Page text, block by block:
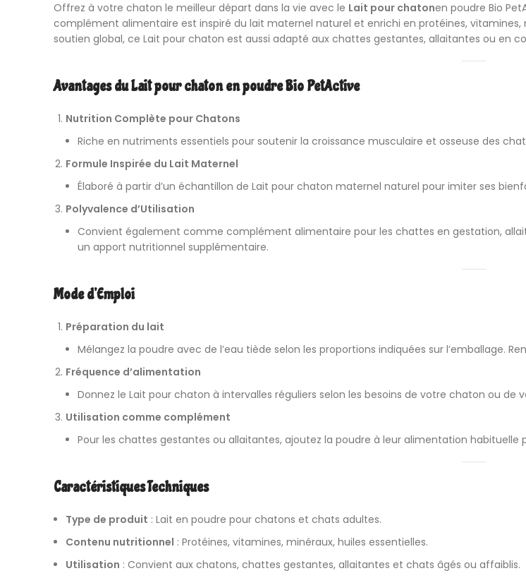
Offrez à votre chaton le meilleur départ dans la vie avec le Lait pour chatonen poudre Bio
complément alimentaire est inspiré du lait maternel naturel et enrichi en protéines, vitamines,
soutien global, ce Lait pour chaton est aussi adapté aux chattes gestantes, allaitantes ou en
Avantages du Lait pour chaton en poudre Bio PetActive
Nutrition Complète pour Chatons
Riche en nutriments essentiels pour soutenir la croissance musculaire et osseuse des
Formule Inspirée du Lait Maternel
Élaboré à partir d’un échantillon de Lait pour chaton maternel naturel pour imiter ses
Polyvalence d’Utilisation
Convient également comme complément alimentaire pour les chattes en gestation,
un apport nutritionnel supplémentaire.
Mode d’Emploi
Préparation du lait
Mélangez la poudre avec de l’eau tiède selon les proportions indiquées sur l’emballage.
Fréquence d’alimentation
Donnez le Lait pour chaton à intervalles réguliers selon les besoins de votre chaton ou de
Utilisation comme complément
Pour les chattes gestantes ou allaitantes, ajoutez la poudre à leur alimentation
Caractéristiques Techniques
Type de produit : Lait en poudre pour chatons et chats adultes.
Contenu nutritionnel : Protéines, vitamines, minéraux, huiles essentielles.
Utilisation : Convient aux chatons, chattes gestantes, allaitantes et chats âgés ou affaiblis.